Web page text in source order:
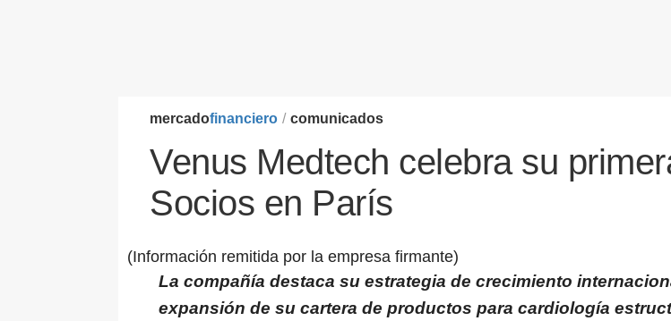
mercadofinanciero / comunicados
Venus Medtech celebra su
Socios en París
(Información remitida por la empresa firmante)
La compañía destaca su estrategia de crecimiento
expansión de su cartera de productos para cardiología